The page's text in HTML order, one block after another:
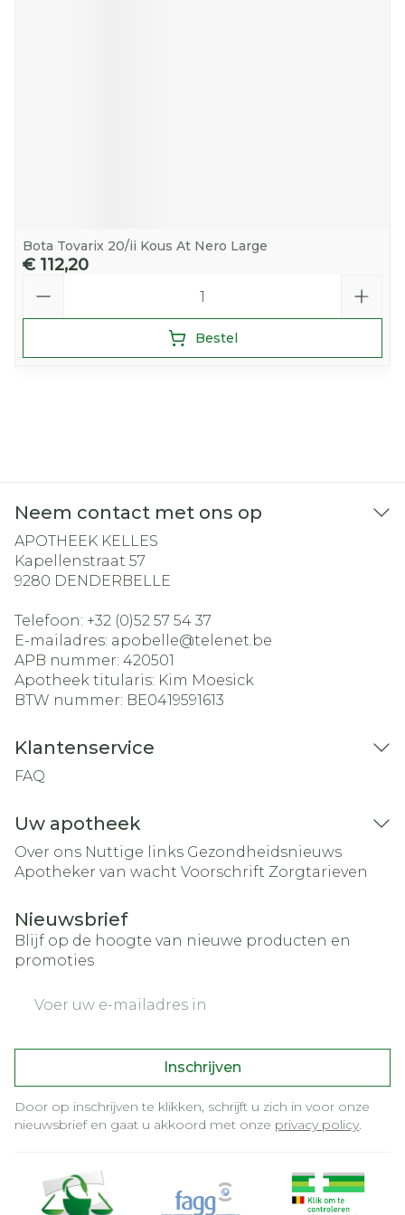
Bota Tovarix 20/ii Kous At Nero Large
€ 112,20
Bestel
Neem contact met ons op
APOTHEEK KELLES
Kapellenstraat 57
9280 DENDERBELLE
Telefoon: +32 (0)52 57 54 37
E-mailadres: apobelle@telenet.be
APB nummer: 420501
Apotheek titularis: Kim Moesick
BTW nummer: BE0419591613
Klantenservice
FAQ
Uw apotheek
Over ons Nuttige links Gezondheidsnieuws
Apotheker van wacht Voorschrift Zorgtarieven
Nieuwsbrief
Blijf op de hoogte van nieuwe producten en
promoties
Inschrijven
Door op inschrijven te klikken, schrijft u zich in voor onze
nieuwsbrief en gaat u akkoord met onze privacy policy.